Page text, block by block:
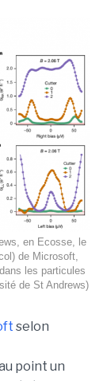
en Ecosse, le
de Microsoft,
les particules
de St Andrews)
selon
point un